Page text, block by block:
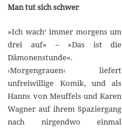
Man tut sich schwer
»Ich wach‘ immer morgens um
drei auf« – »Das ist die
Dämonenstunde«.
›Morgengrauen‹ liefert
unfreiwillige Komik, und als
Hanns von Meuffels und Karen
Wagner auf ihrem Spaziergang
nach nirgendwo einmal